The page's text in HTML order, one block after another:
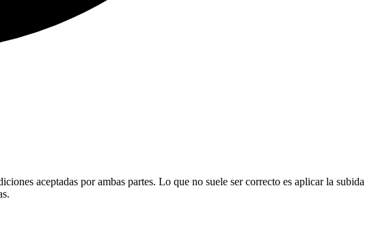
aceptadas por ambas partes. Lo que no suele ser correcto es aplicar la subida